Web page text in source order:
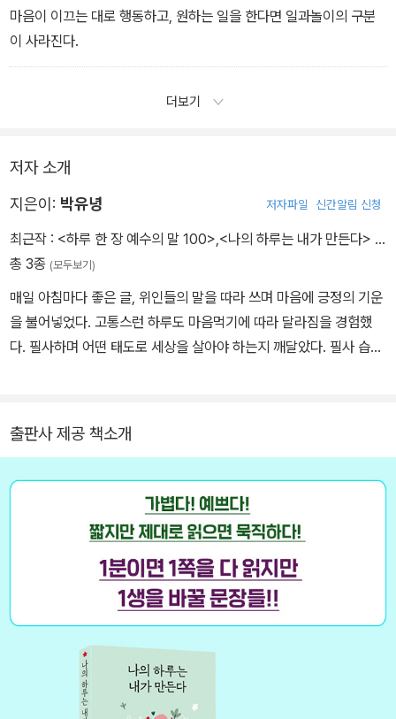
마음이 이끄는 대로 행동하고, 원하는 일을 한다면 일과놀이의 구분
이 사라진다.
더보기
저자 소개
지은이: 박유녕 저자파일 신간알림 신청
최근작 : <하루 한 장 예수의 말 100>,<나의 하루는 내가 만든다> …
총 3종 (모두보기)
매일 아침마다 좋은 글, 위인들의 말을 따라 쓰며 마음에 긍정의 기운
을 불어넣었다. 고통스런 하루도 마음먹기에 따라 달라짐을 경험했
다. 필사하며 어떤 태도로 세상을 살아야 하는지 깨달았다. 필사 습관
《나의 하루는 내가 만든다》, 《책 만드는 여자의 안녕한 오늘》 등이 있
출판사 제공 책소개